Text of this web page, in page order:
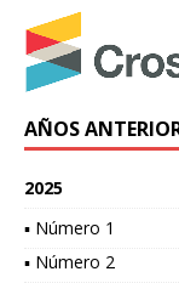
AÑOS
2025
▪ Número 1
▪ Número 2